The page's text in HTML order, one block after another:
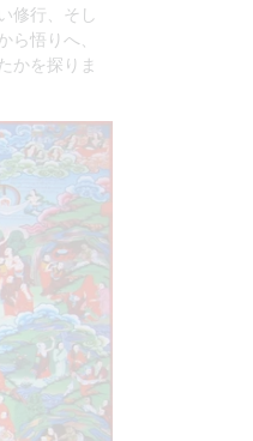
修行、そし
悟りへ、
かを探りま